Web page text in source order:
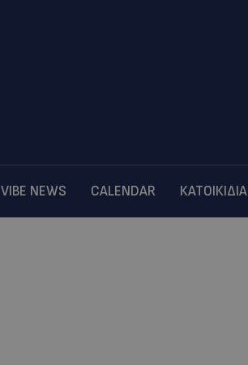
VIBE NEWS CALENDAR ΚΑΤΟΙΚΙΔΙΑ